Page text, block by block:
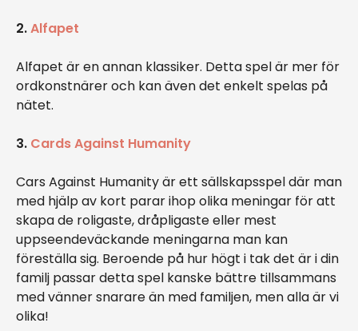
2.Alfapet
Alfapet är en annan klassiker. Detta spel är mer för
ordkonstnärer och kan även det enkelt spelas på
nätet.
3. Cards Against Humanity
Cars Against Humanity är ett sällskapsspel där man
med hjälp av kort parar ihop olika meningar för att
skapa de roligaste, dråpligaste eller mest
uppseendeväckande meningarna man kan
föreställa sig. Beroende på hur högt i tak det är i din
familj passar detta spel kanske bättre tillsammans
med vänner snarare än med familjen, men alla är vi
olika!